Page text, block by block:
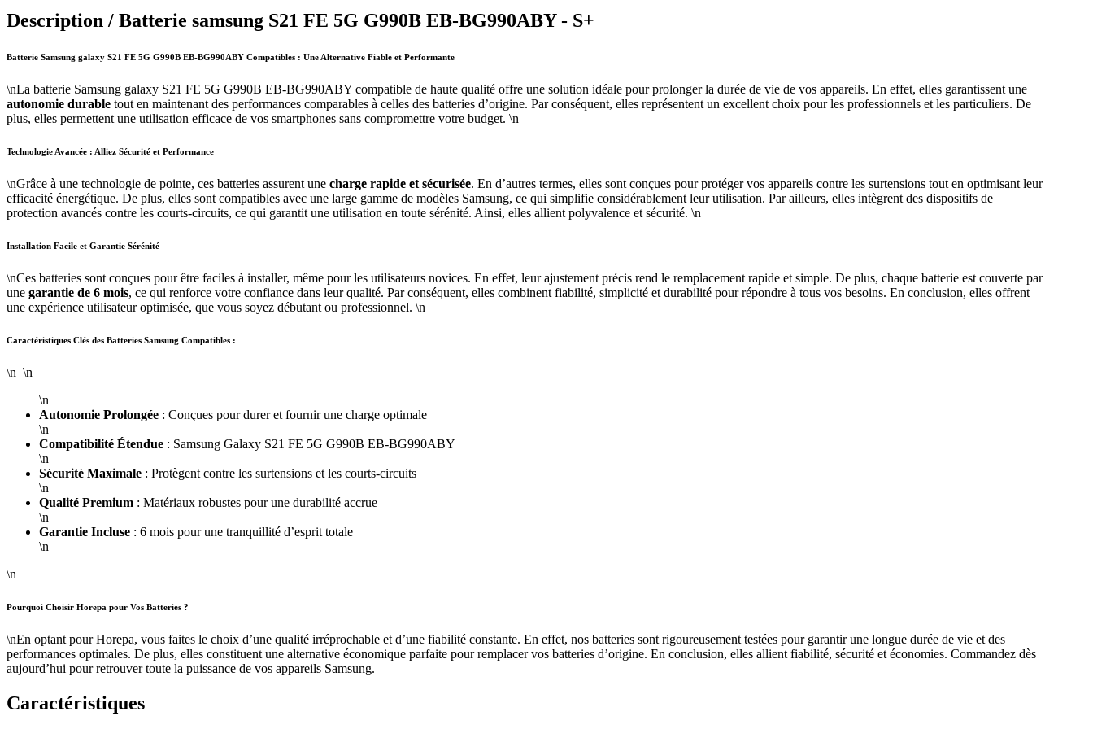
Description / Batterie samsung S21 FE 5G G990B EB-BG990ABY - S+
Batterie Samsung galaxy S21 FE 5G G990B EB-BG990ABY Compatibles : Une Alternative Fiable et Performante
\nLa batterie Samsung galaxy S21 FE 5G G990B EB-BG990ABY compatible de haute qualité offre une solution idéale pour prolonger la durée de vie de vos appareils. En effet, elles garantissent une
autonomie durable tout en maintenant des performances comparables à celles des batteries d’origine. Par conséquent, elles représentent un excellent choix pour les professionnels et les particuliers. De
plus, elles permettent une utilisation efficace de vos smartphones sans compromettre votre budget. \n
Technologie Avancée : Alliez Sécurité et Performance
\nGrâce à une technologie de pointe, ces batteries assurent une charge rapide et sécurisée. En d’autres termes, elles sont conçues pour protéger vos appareils contre les surtensions tout en optimisant leur
efficacité énergétique. De plus, elles sont compatibles avec une large gamme de modèles Samsung, ce qui simplifie considérablement leur utilisation. Par ailleurs, elles intègrent des dispositifs de
protection avancés contre les courts-circuits, ce qui garantit une utilisation en toute sérénité. Ainsi, elles allient polyvalence et sécurité. \n
Installation Facile et Garantie Sérénité
\nCes batteries sont conçues pour être faciles à installer, même pour les utilisateurs novices. En effet, leur ajustement précis rend le remplacement rapide et simple. De plus, chaque batterie est couverte par
une garantie de 6 mois, ce qui renforce votre confiance dans leur qualité. Par conséquent, elles combinent fiabilité, simplicité et durabilité pour répondre à tous vos besoins. En conclusion, elles offrent
une expérience utilisateur optimisée, que vous soyez débutant ou professionnel. \n
Caractéristiques Clés des Batteries Samsung Compatibles :
\n \n
\n
Autonomie Prolongée : Conçues pour durer et fournir une charge optimale
\n
Compatibilité Étendue : Samsung Galaxy S21 FE 5G G990B EB-BG990ABY
\n
Sécurité Maximale : Protègent contre les surtensions et les courts-circuits
\n
Qualité Premium : Matériaux robustes pour une durabilité accrue
\n
Garantie Incluse : 6 mois pour une tranquillité d’esprit totale
\n
\n
Pourquoi Choisir Horepa pour Vos Batteries ?
\nEn optant pour Horepa, vous faites le choix d’une qualité irréprochable et d’une fiabilité constante. En effet, nos batteries sont rigoureusement testées pour garantir une longue durée de vie et des
performances optimales. De plus, elles constituent une alternative économique parfaite pour remplacer vos batteries d’origine. En conclusion, elles allient fiabilité, sécurité et économies. Commandez dès
aujourd’hui pour retrouver toute la puissance de vos appareils Samsung.
Caractéristiques